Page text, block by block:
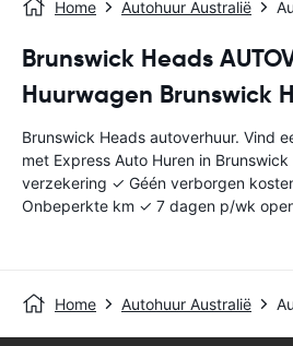
Home Autohuur Australië
Brunswick Heads
Huurwagen Brunswick
Brunswick Heads autoverhuur. Vind
met Express Auto Huren in Brunswick
verzekering ✓ Géén verborgen
Onbeperkte km ✓ 7 dagen p/wk
Home Autohuur Australië